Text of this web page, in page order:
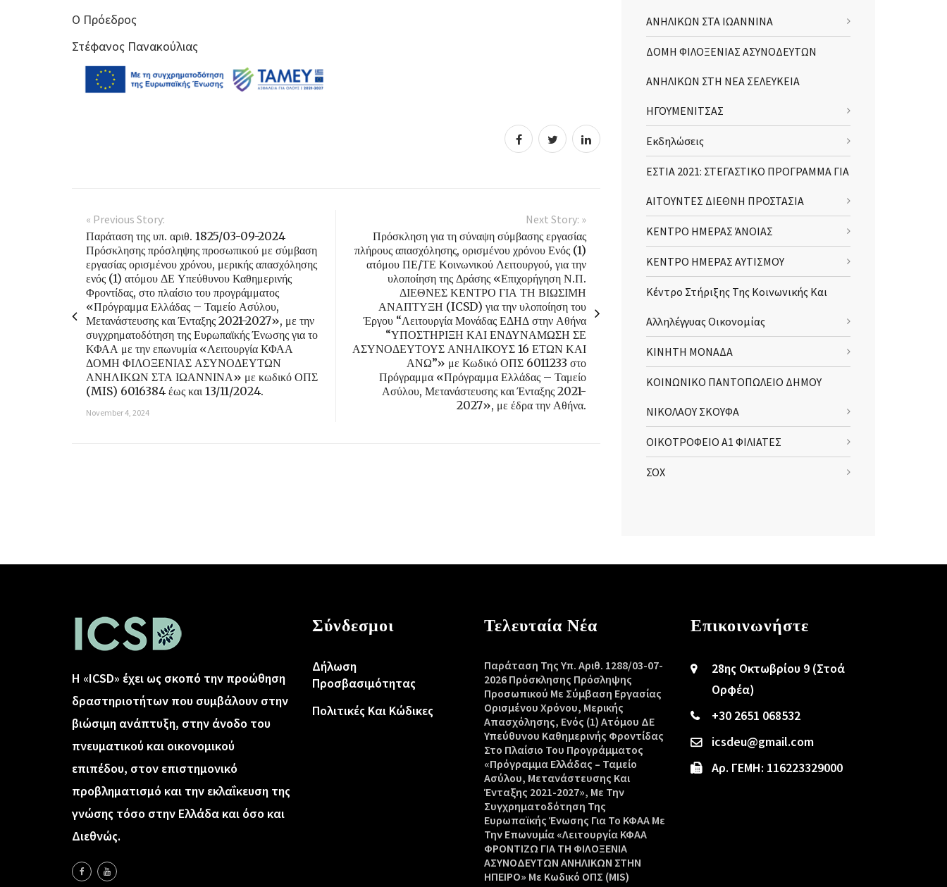
Ο Πρόεδρος
Στέφανος Πανακούλιας
« Previous Story:
Παράταση της υπ. αριθ. 1825/03-09-2024
Πρόσκλησης πρόσληψης προσωπικού με σύμβαση
εργασίας ορισμένου χρόνου, μερικής απασχόλησης
ενός (1) ατόμου ΔΕ Υπεύθυνου Καθημερινής
Φροντίδας, στο πλαίσιο του προγράμματος
«Πρόγραμμα Ελλάδας – Ταμείο Ασύλου,
Μετανάστευσης και Ένταξης 2021-2027», με την
συγχρηματοδότηση της Ευρωπαϊκής Ένωσης για το
ΚΦΑΑ με την επωνυμία «Λειτουργία ΚΦΑΑ
ΔΟΜΗ ΦΙΛΟΞΕΝΙΑΣ ΑΣΥΝΟΔΕΥΤΩΝ
ΑΝΗΛΙΚΩΝ ΣΤΑ ΙΩΑΝΝΙΝΑ» με κωδικό ΟΠΣ
(MIS) 6016384 έως και 13/11/2024.
November 4, 2024
Next Story: »
Πρόσκληση για τη σύναψη σύμβασης εργασίας
πλήρους απασχόλησης, ορισμένου χρόνου Ενός (1)
ατόμου ΠΕ/ΤΕ Κοινωνικού Λειτουργού, για την
υλοποίηση της Δράσης «Επιχορήγηση Ν.Π.
ΔΙΕΘΝΕΣ ΚΕΝΤΡΟ ΓΙΑ ΤΗ ΒΙΩΣΙΜΗ
ΑΝΑΠΤΥΞΗ (ICSD) για την υλοποίηση του
Έργου “Λειτουργία Μονάδας ΕΔΗΔ στην Αθήνα
“ΥΠΟΣΤΗΡΙΞΗ ΚΑΙ ΕΝΔΥΝΑΜΩΣΗ ΣΕ
ΑΣΥΝΟΔΕΥΤΟΥΣ ΑΝΗΛΙΚΟΥΣ 16 ΕΤΩΝ ΚΑΙ
ΑΝΩ”» με Κωδικό ΟΠΣ 6011233 στο
Πρόγραμμα «Πρόγραμμα Ελλάδας – Ταμείο
Ασύλου, Μετανάστευσης και Ένταξης 2021-
2027», με έδρα την Αθήνα.
ΑΝΗΛΙΚΩΝ ΣΤΑ ΙΩΑΝΝΙΝΑ
ΔΟΜΗ ΦΙΛΟΞΕΝΙΑΣ ΑΣΥΝΟΔΕΥΤΩΝ
ΑΝΗΛΙΚΩΝ ΣΤΗ ΝΕΑ ΣΕΛΕΥΚΕΙΑ
ΗΓΟΥΜΕΝΙΤΣΑΣ
Εκδηλώσεις
ΕΣΤΙΑ 2021: ΣΤΕΓΑΣΤΙΚΟ ΠΡΟΓΡΑΜΜΑ ΓΙΑ
ΑΙΤΟΥΝΤΕΣ ΔΙΕΘΝΗ ΠΡΟΣΤΑΣΙΑ
ΚΕΝΤΡΟ ΗΜΕΡΑΣ ΆΝΟΙΑΣ
ΚΕΝΤΡΟ ΗΜΕΡΑΣ ΑΥΤΙΣΜΟΥ
Κέντρο Στήριξης Της Κοινωνικής Και
Αλληλέγγυας Οικονομίας
ΚΙΝΗΤΗ ΜΟΝΑΔΑ
ΚΟΙΝΩΝΙΚΟ ΠΑΝΤΟΠΩΛΕΙΟ ΔΗΜΟΥ
ΝΙΚΟΛΑΟΥ ΣΚΟΥΦΑ
ΟΙΚΟΤΡΟΦΕΙΟ Α1 ΦΙΛΙΑΤΕΣ
ΣΟΧ
Η «ICSD» έχει ως σκοπό την προώθηση
δραστηριοτήτων που συμβάλουν στην
βιώσιμη ανάπτυξη, στην άνοδο του
πνευματικού και οικονομικού
επιπέδου, στον επιστημονικό
προβληματισμό και την εκλαΐκευση της
γνώσης τόσο στην Ελλάδα και όσο και
Διεθνώς.
Σύνδεσμοι
Δήλωση
Προσβασιμότητας
Πολιτικές Και Κώδικες
Τελευταία Νέα
Παράταση Της Υπ. Αριθ. 1288/03-07-
2026 Πρόσκλησης Πρόσληψης
Προσωπικού Με Σύμβαση Εργασίας
Ορισμένου Χρόνου, Μερικής
Απασχόλησης, Ενός (1) Ατόμου ΔΕ
Υπεύθυνου Καθημερινής Φροντίδας
Στο Πλαίσιο Του Προγράμματος
«Πρόγραμμα Ελλάδας – Ταμείο
Ασύλου, Μετανάστευσης Και
Ένταξης 2021-2027», Με Την
Συγχρηματοδότηση Της
Ευρωπαϊκής Ένωσης Για Το ΚΦΑΑ Με
Την Επωνυμία «Λειτουργία ΚΦΑΑ
ΦΡΟΝΤΙΖΩ ΓΙΑ ΤΗ ΦΙΛΟΞΕΝΙΑ
ΑΣΥΝΟΔΕΥΤΩΝ ΑΝΗΛΙΚΩΝ ΣΤΗΝ
ΗΠΕΙΡΟ» Με Κωδικό ΟΠΣ (MIS)
Επικοινωνήστε
28ης Οκτωβρίου 9 (Στοά
Ορφέα)
+30 2651 068532
icsdeu@gmail.com
Αρ. ΓΕΜΗ: 116223329000